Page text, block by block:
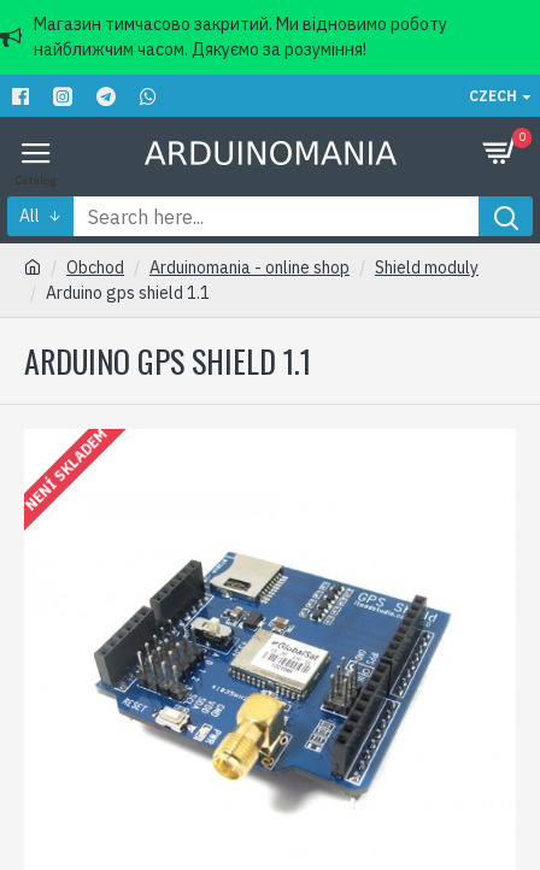
Магазин тимчасово закритий. Ми відновимо роботу
найближчим часом. Дякуємо за розуміння!
CZECH
0
All
Obchod Arduinomania - online shop
Shield moduly
Arduino gps shield 1.1
ARDUINO GPS SHIELD 1.1
NENÍ SKLADEM